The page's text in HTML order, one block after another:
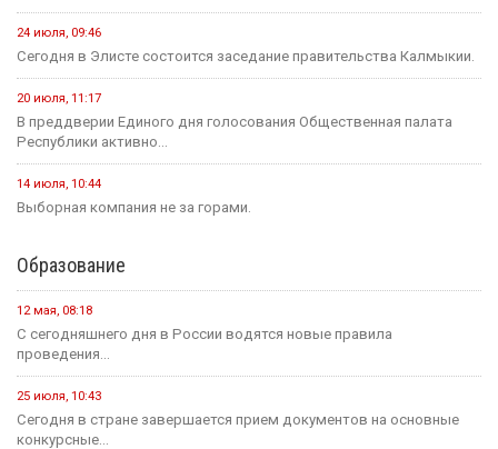
24 июля, 09:46
Сегодня в Элисте состоится заседание правительства Калмыкии.
20 июля, 11:17
В преддверии Единого дня голосования Общественная палата
Республики активно...
14 июля, 10:44
Выборная компания не за горами.
Образование
12 мая, 08:18
С сегодняшнего дня в России водятся новые правила
проведения...
25 июля, 10:43
Сегодня в стране завершается прием документов на основные
конкурсные...